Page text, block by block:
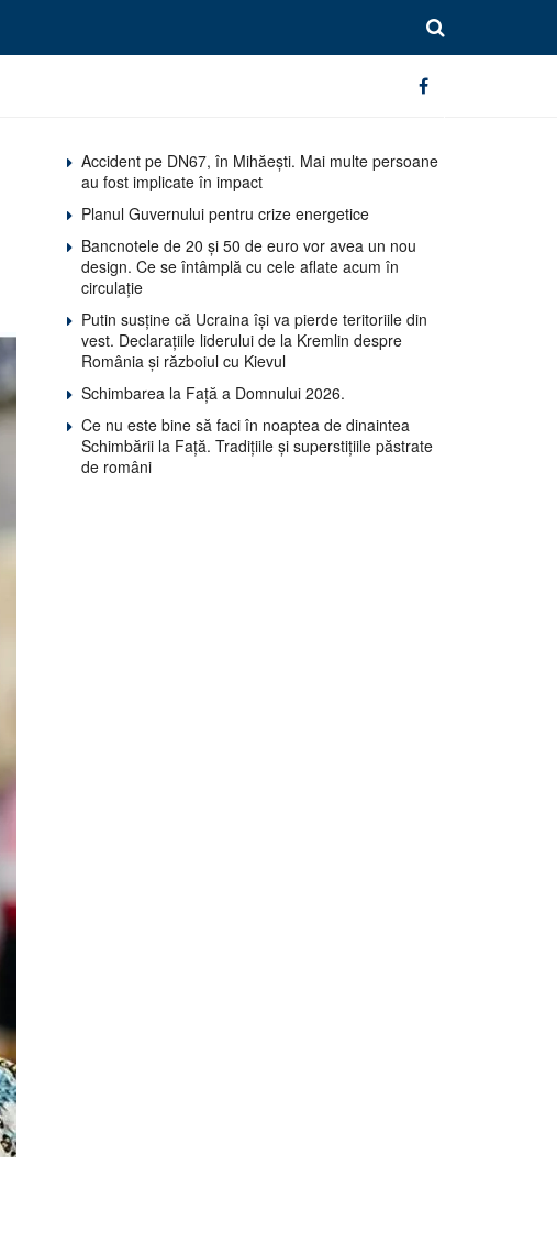
Accident pe DN67, în Mihăești. Mai multe persoane
au fost implicate în impact
Planul Guvernului pentru crize energetice
Bancnotele de 20 și 50 de euro vor avea un nou
design. Ce se întâmplă cu cele aflate acum în
circulație
Putin susține că Ucraina își va pierde teritoriile din
vest. Declarațiile liderului de la Kremlin despre
România și războiul cu Kievul
Schimbarea la Față a Domnului 2026.
Ce nu este bine să faci în noaptea de dinaintea
Schimbării la Față. Tradițiile și superstițiile păstrate
de români